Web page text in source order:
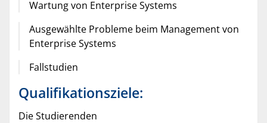
Wartung von Enterprise Systems
Ausgewählte Probleme beim Management von
Enterprise Systems
Fallstudien
Qualifikationsziele:
Die Studierenden